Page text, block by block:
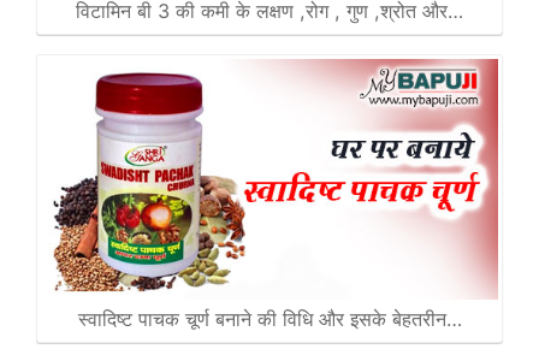
विटामिन बी 3 की कमी के लक्षण ,रोग , गुण ,श्रोत और…
स्वादिष्ट पाचक चूर्ण बनाने की विधि और इसके बेहतरीन…